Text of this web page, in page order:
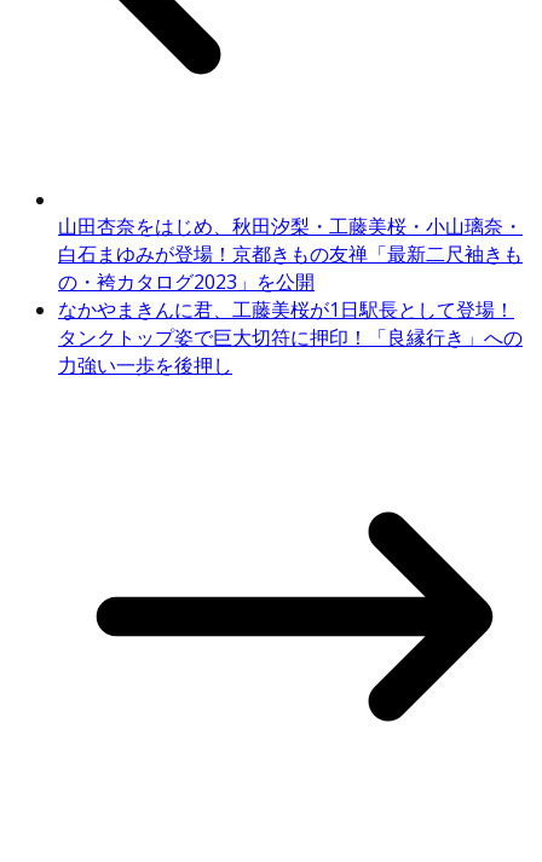
山田杏奈をはじめ、秋田汐梨・工藤美桜・小山璃奈・
白石まゆみが登場！京都きもの友禅「最新二尺袖きも
の・袴カタログ2023」を公開
なかやまきんに君、工藤美桜が1日駅長として登場！
タンクトップ姿で巨大切符に押印！「良縁行き」への
力強い一歩を後押し